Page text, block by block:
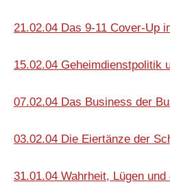
21.02.04 Das 9-11 Cover-Up
15.02.04 Geheimdienstpolitik
07.02.04 Das Business der
03.02.04 Die Eiertänze der
31.01.04 Wahrheit, Lügen